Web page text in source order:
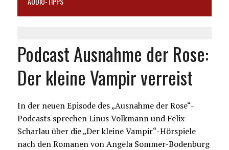
Podcast Ausnahme der Rose:
Der kleine Vampir verreist
In der neuen Episode des „Ausnahme der Rose“-
Podcasts sprechen Linus Volkmann und Felix
Scharlau über die „Der kleine Vampir“-Hörspiele
nach den Romanen von Angela Sommer-Bodenburg